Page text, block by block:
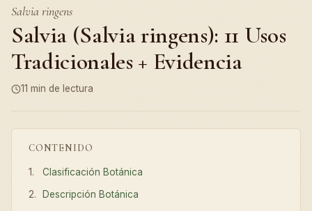
Salvia ringens
Salvia (Salvia ringens): 11 Usos
Tradicionales + Evidencia
11 min de lectura
CONTENIDO
Clasificación Botánica
Descripción Botánica